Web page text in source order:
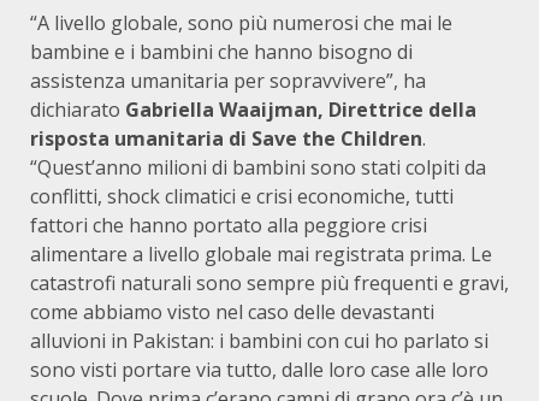
“A livello globale, sono più numerosi che mai le
bambine e i bambini che hanno bisogno di
assistenza umanitaria per sopravvivere”, ha
dichiarato Gabriella Waaijman, Direttrice della
risposta umanitaria di Save the Children.
“Quest’anno milioni di bambini sono stati colpiti da
conflitti, shock climatici e crisi economiche, tutti
fattori che hanno portato alla peggiore crisi
alimentare a livello globale mai registrata prima. Le
catastrofi naturali sono sempre più frequenti e gravi,
come abbiamo visto nel caso delle devastanti
alluvioni in Pakistan: i bambini con cui ho parlato si
sono visti portare via tutto, dalle loro case alle loro